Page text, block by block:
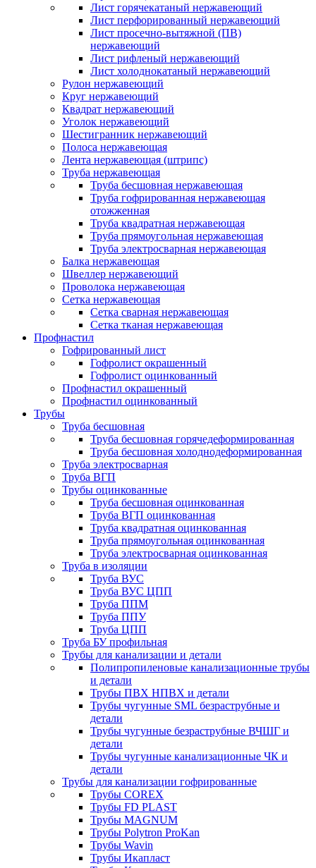
Лист горячекатаный нержавеющий
Лист перфорированный нержавеющий
Лист просечно-вытяжной (ПВ)
нержавеющий
Лист рифленый нержавеющий
Лист холоднокатаный нержавеющий
Рулон нержавеющий
Круг нержавеющий
Квадрат нержавеющий
Уголок нержавеющий
Шестигранник нержавеющий
Полоса нержавеющая
Лента нержавеющая (штрипс)
Труба нержавеющая
Труба бесшовная нержавеющая
Труба гофрированная нержавеющая
отожженная
Труба квадратная нержавеющая
Труба прямоугольная нержавеющая
Труба электросварная нержавеющая
Балка нержавеющая
Швеллер нержавеющий
Проволока нержавеющая
Сетка нержавеющая
Сетка сварная нержавеющая
Сетка тканая нержавеющая
Профнастил
Гофрированный лист
Гофролист окрашенный
Гофролист оцинкованный
Профнастил окрашенный
Профнастил оцинкованный
Трубы
Труба бесшовная
Труба бесшовная горячедеформированная
Труба бесшовная холоднодеформированная
Труба электросварная
Труба ВГП
Трубы оцинкованные
Труба бесшовная оцинкованная
Труба ВГП оцинкованная
Труба квадратная оцинкованная
Труба прямоугольная оцинкованная
Труба электросварная оцинкованная
Труба в изоляции
Труба ВУС
Труба ВУС ЦПП
Труба ППМ
Труба ППУ
Труба ЦПП
Труба БУ профильная
Трубы для канализации и детали
Полипропиленовые канализационные трубы
и детали
Трубы ПВХ НПВХ и детали
Трубы чугунные SML безраструбные и
детали
Трубы чугунные безраструбные ВЧШГ и
детали
Трубы чугунные канализационные ЧК и
детали
Трубы для канализации гофрированные
Трубы COREX
Трубы FD PLAST
Трубы MAGNUM
Трубы Polytron ProKan
Трубы Wavin
Трубы Икапласт